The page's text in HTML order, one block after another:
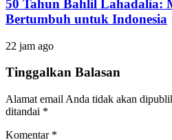
50 Tahun Bahlil Lahadalia:
Bertumbuh untuk Indonesia
22 jam ago
Tinggalkan Balasan
Alamat email Anda tidak akan
ditandai *
Komentar *